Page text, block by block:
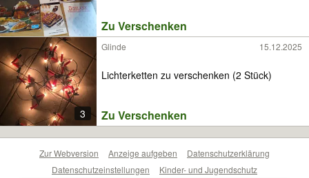
Zu Verschenken
3
Glinde 15.12.2025
Lichterketten zu verschenken (2 Stück)
Zu Verschenken
Zur Webversion Anzeige aufgeben
Datenschutzerklärung
Datenschutzeinstellungen
Kinder- und Jugendschutz